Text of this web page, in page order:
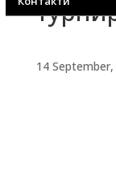
14 September,